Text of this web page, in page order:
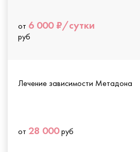
от 6 000 ₽/сутки
руб
Лечение зависимости Метадона
от 28 000руб